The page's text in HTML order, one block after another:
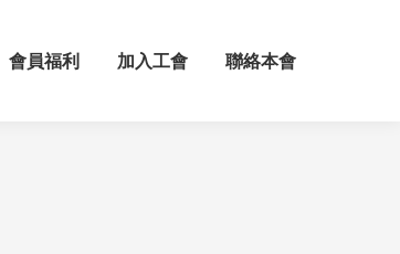
會員福利 加入工會 聯絡本會